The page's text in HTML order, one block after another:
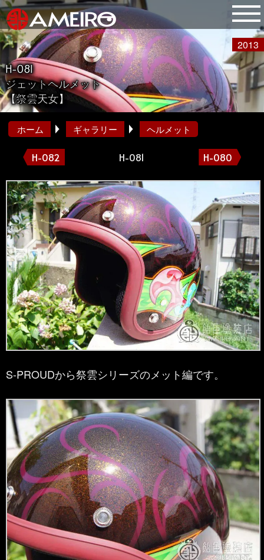
H-081
ジェットヘルメット
【祭雲天女】
2013
ホーム ギャラリー ヘルメット
H-082 H-081 H-080
S-PROUDから祭雲シリーズのメット編です。